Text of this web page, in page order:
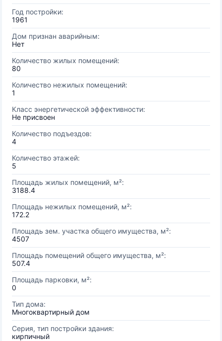
Год постройки:
1961
Дом признан аварийным:
Нет
Количество жилых помещений:
80
Количество нежилых помещений:
1
Класс энергетической эффективности:
Не присвоен
Количество подъездов:
4
Количество этажей:
5
Площадь жилых помещений, м²:
3188.4
Площадь нежилых помещений, м²:
172.2
Площадь зем. участка общего имущества, м²:
4507
Площадь помещений общего имущества, м²:
507.4
Площадь парковки, м²:
0
Тип дома:
Многоквартирный дом
Серия, тип постройки здания:
кирпичный